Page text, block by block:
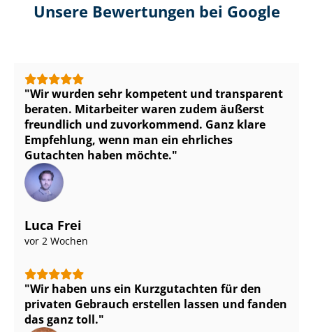
Unsere Bewertungen bei Google
Wir wurden sehr kompetent und transparent
beraten. Mitarbeiter waren zudem äußerst
freundlich und zuvorkommend. Ganz klare
Empfehlung, wenn man ein ehrliches
Gutachten haben möchte.
Luca Frei
vor 2 Wochen
Wir haben uns ein Kurzgutachten für den
privaten Gebrauch erstellen lassen und fanden
das ganz toll.